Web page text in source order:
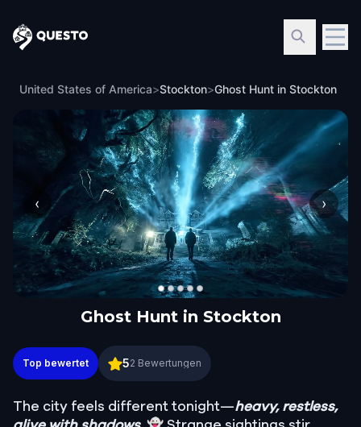
Questo
United States of America>Stockton>Ghost Hunt in Stockton
‹ ›
Ghost Hunt in Stockton
Ghost Hunt in Stockton
Top bewertet 52 Bewertungen
The city feels different tonight—heavy, restless,